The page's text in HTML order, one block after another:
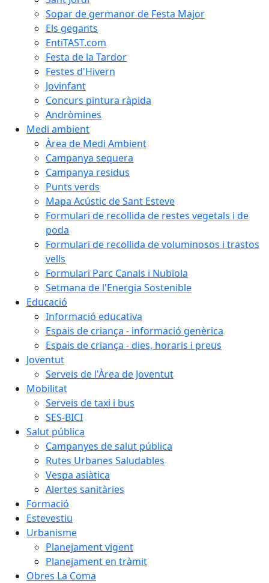
Sopar de germanor de Festa Major
Els gegants
EntiTAST.com
Festa de la Tardor
Festes d'Hivern
Jovinfant
Concurs pintura ràpida
Andròmines
Medi ambient
Àrea de Medi Ambient
Campanya sequera
Campanya residus
Punts verds
Mapa Acústic de Sant Esteve
Formulari de recollida de restes vegetals i de
poda
Formulari de recollida de voluminosos i trastos
vells
Formulari Parc Canals i Nubiola
Setmana de l'Energia Sostenible
Educació
Informació educativa
Espais de criança - informació genèrica
Espais de criança - dies, horaris i preus
Joventut
Serveis de l'Àrea de Joventut
Mobilitat
Serveis de taxi i bus
SES-BICI
Salut pública
Campanyes de salut pública
Rutes Urbanes Saludables
Vespa asiàtica
Alertes sanitàries
Formació
Estevestiu
Urbanisme
Planejament vigent
Planejament en tràmit
Obres La Coma